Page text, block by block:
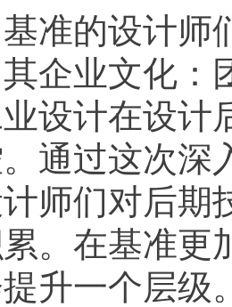
准的设计师
企业文化：
设计在设计
通过这次深
师们对后期
。在基准更
升一个层级